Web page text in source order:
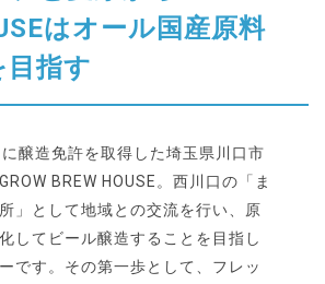
はオール国産原料
指す
醸造免許を取得した埼玉県川口市
BREW HOUSE。西川口の「ま
」として地域との交流を行い、原
してビール醸造することを目指し
です。その第一歩として、フレッ